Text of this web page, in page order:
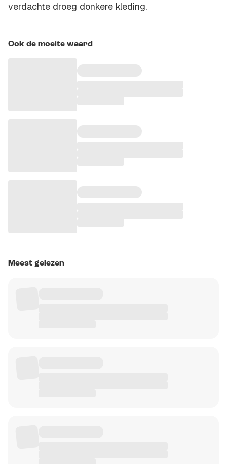
verdachte droeg donkere kleding.
Ook de moeite waard
Meest gelezen